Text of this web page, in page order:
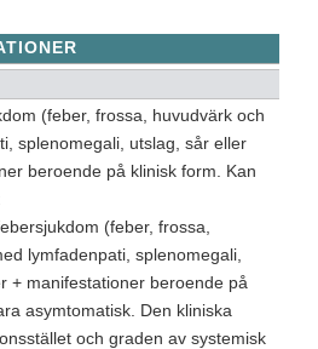
(feber, frossa, huvudvärk och
splenomegali, utslag, sår eller
beroende på klinisk form. Kan
(feber, frossa,
lymfadenpati, splenomegali,
+ manifestationer beroende på
asymtomatisk. Den kliniska
och graden av systemisk